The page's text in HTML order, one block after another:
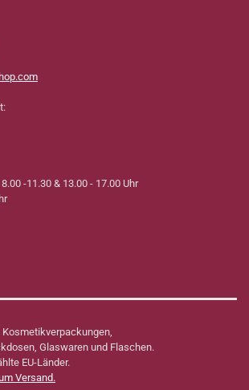
-11.30 & 13.00 - 17.00 Uhr
Glaswaren und Flaschen.
EU-Länder.
Versand.